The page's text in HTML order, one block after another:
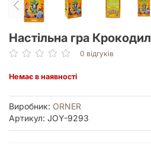
Настільна гра Крокодил
0 відгуків
Немає в наявності
Виробник: ORNER
Артикул: JOY-9293